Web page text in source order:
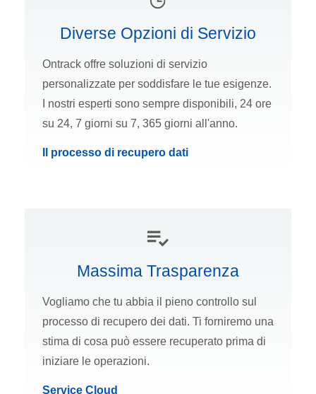
Diverse Opzioni di Servizio
Ontrack offre soluzioni di servizio
personalizzate per soddisfare le tue esigenze.
I nostri esperti sono sempre disponibili, 24 ore
su 24, 7 giorni su 7, 365 giorni all'anno.
Il processo di recupero dati
Massima Trasparenza
Vogliamo che tu abbia il pieno controllo sul
processo di recupero dei dati. Ti forniremo una
stima di cosa può essere recuperato prima di
iniziare le operazioni.
Service Cloud